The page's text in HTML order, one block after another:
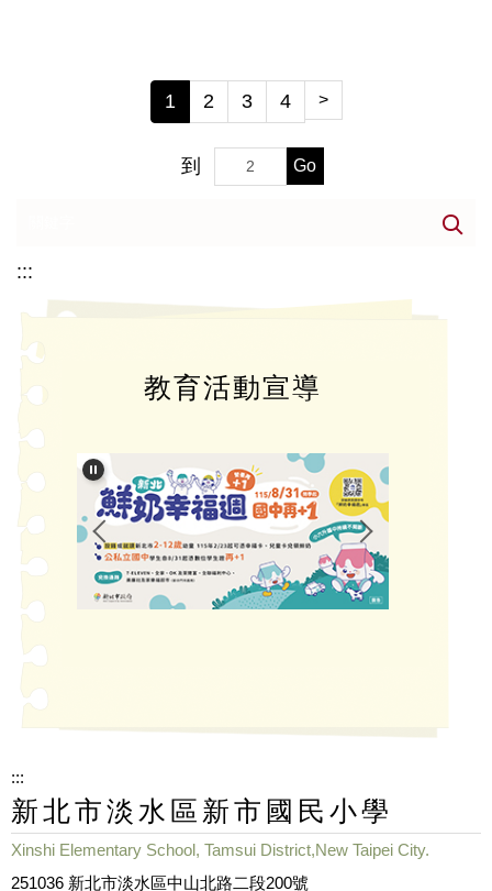
1 2 3 4 >
到 Go
:::
教育活動宣導
:::
新北市淡水區新市國民小學
Xinshi Elementary School, Tamsui District,New Taipei City.
251036 新北市淡水區中山北路二段200號